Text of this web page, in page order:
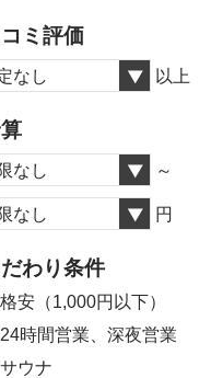
コミ評価
なし 以上
なし ～
なし 円
わり条件
格安（1,000円以下）
24時間営業、深夜営業
サウナ